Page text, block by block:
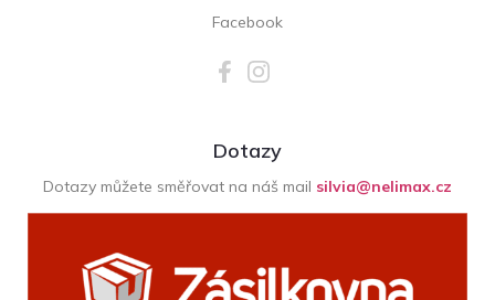
Facebook
Dotazy
Dotazy můžete směřovat na náš mail silvia@nelimax.cz